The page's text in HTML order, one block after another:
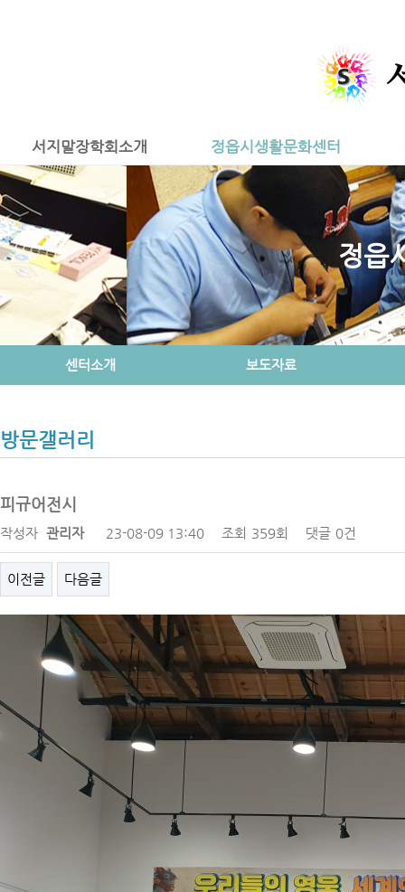
서지말장학회소개 정읍시생활문화센터
정읍
센터소개 보도자료
방문갤러리
피규어전시
작성자 관리자 23-08-09 13:40 조회 359회 댓글 0건
이전글 다음글